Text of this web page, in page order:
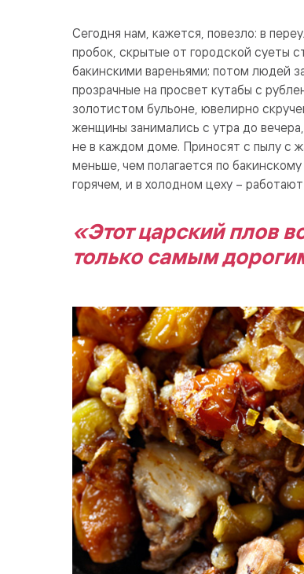
Сегодня нам, кажется, повезло: в
пробок, скрытые от городской суеты
бакинскими вареньями; потом людей
прозрачные на просвет кутабы с
золотистом бульоне, ювелирно
женщины занимались с утра до
не в каждом доме. Приносят с пылу с
меньше, чем полагается по
горячем, и в холодном цеху –
«Этот царский плов
только самым